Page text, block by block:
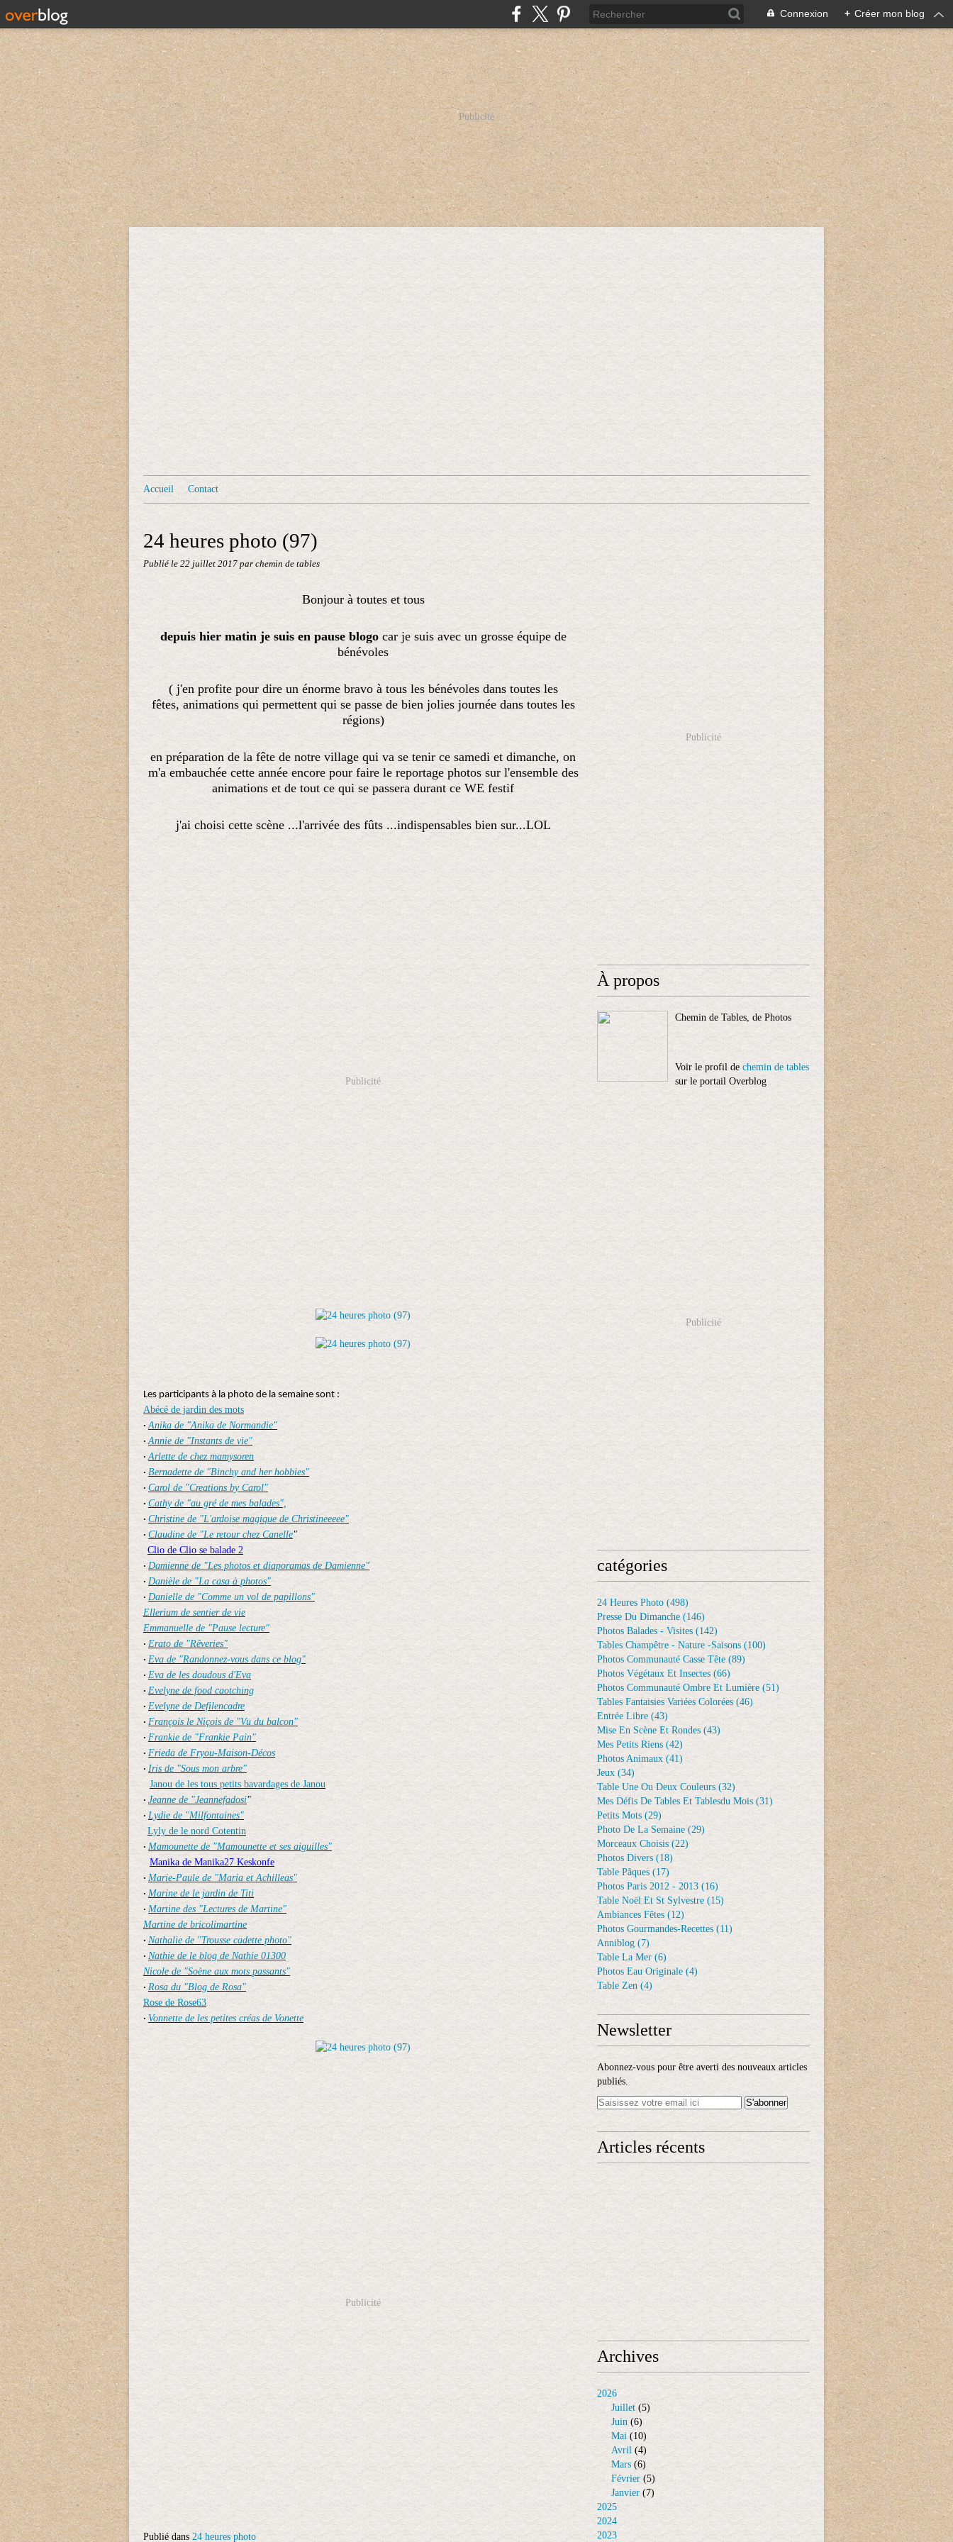
Connexion + Créer mon blog
Publicité
Accueil Contact
24 heures photo (97)
Publié le 22 juillet 2017 par chemin de tables
Bonjour à toutes et tous
depuis hier matin je suis en pause blogocar je suis avec un grosse équipe de
bénévoles
( j'en profite pour dire un énorme bravo à tous les bénévoles dans toutes les
fêtes, animations qui permettent qui se passe de bien jolies journée dans toutes les
régions)
en préparation de la fête de notre village qui va se tenir ce samedi et dimanche, on
m'a embauchée cette année encore pour faire le reportage photos sur l'ensemble des
animations et de tout ce qui se passera durant ce WE festif
j'ai choisi cette scène ...l'arrivée des fûts ...indispensables bien sur...LOL
Publicité
Les participants à la photo de la semaine sont :
Abécé de jardin des mots
·Anika de "Anika de Normandie"
·Annie de "Instants de vie"
·Arlette de chez mamysoren
· Bernadette de "Binchy and her hobbies"
· Carol de "Creations by Carol"
· Cathy de "au gré de mes balades",
· Christine de "L'ardoise magique de Christineeeee"
· Claudine de "Le retour chez Canelle"
Clio de Clio se balade 2
· Damienne de "Les photos et diaporamas de Damienne"
· Danièle de "La casa à photos"
· Danielle de "Comme un vol de papillons"
Ellerium de sentier de vie
Emmanuelle de "Pause lecture"
· Erato de "Rêveries"
· Eva de "Randonnez-vous dans ce blog"
· Eva de les doudous d'Eva
· Evelyne de food caotching
· Evelyne de Defilencadre
· François le Niçois de "Vu du balcon"
· Frankie de "Frankie Pain"
· Frieda de Fryou-Maison-Décos
· Iris de "Sous mon arbre"
Janou de les tous petits bavardages de Janou
· Jeanne de "Jeannefadosi"
· Lydie de "Milfontaines"
Lyly de le nord Cotentin
· Mamounette de "Mamounette et ses aiguilles"
Manika de Manika27 Keskonfe
· Marie-Paule de "Maria et Achilleas"
· Marine de le jardin de Titi
· Martine des "Lectures de Martine"
Martine de bricolimartine
· Nathalie de "Trousse cadette photo"
· Nathie de le blog de Nathie 01300
Nicole de "Soène aux mots passants"
· Rosa du "Blog de Rosa"
Rose de Rose63
· Vonnette de les petites créas de Vonette
Publicité
Publié dans 24 heures photo
Publicité
À propos
Chemin de Tables, de Photos
Voir le profil de chemin de tables
sur le portail Overblog
Publicité
catégories
24 Heures Photo (498)
Presse Du Dimanche (146)
Photos Balades - Visites (142)
Tables Champêtre - Nature -saisons (100)
Photos Communauté Casse Tête (89)
Photos Végétaux Et Insectes (66)
Photos Communauté Ombre Et Lumière (51)
Tables Fantaisies Variées Colorées (46)
Entrée Libre (43)
Mise En Scène Et Rondes (43)
Mes Petits Riens (42)
Photos Animaux (41)
Jeux (34)
Table Une Ou Deux Couleurs (32)
Mes Défis De Tables Et Tablesdu Mois (31)
Petits Mots (29)
Photo De La Semaine (29)
Morceaux Choisis (22)
Photos Divers (18)
Table Pâques (17)
Photos Paris 2012 - 2013 (16)
Table Noël Et St Sylvestre (15)
Ambiances Fêtes (12)
Photos Gourmandes-Recettes (11)
Anniblog (7)
Table La Mer (6)
Photos Eau Originale (4)
Table Zen (4)
Newsletter
Abonnez-vous pour être averti des nouveaux articles
publiés.
Articles récents
Archives
2026
Juillet (5)
Juin (6)
Mai (10)
Avril (4)
Mars (6)
Février (5)
Janvier (7)
2025
2024
2023